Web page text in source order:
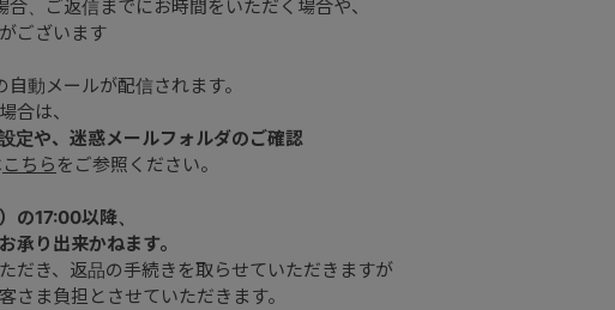
、ご返信までにお時間をいただく場合や、
ございます
動メールが配信されます。
合は、
定や、迷惑メールフォルダのご確認
こちら をご参照ください。
の17:00以降、
承り出来かねます。
だき、返品の手続きを取らせていただきますが
さま負担とさせていただきます。